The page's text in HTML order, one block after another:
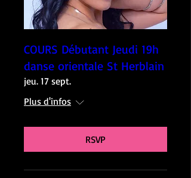
COURS Débutant Jeudi 19h
danse orientale St Herblain
jeu. 17 sept.
Plus d'infos
RSVP